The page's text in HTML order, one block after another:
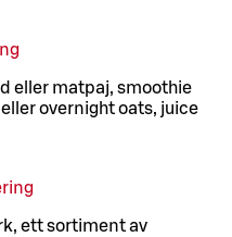
eller matpaj, smoothie
overnight oats, juice
ett sortiment av